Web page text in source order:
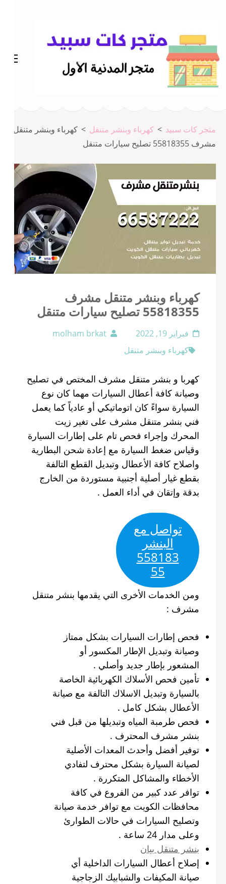
المحتوى
(اضغط
Enter)
متجر كات سبيد > كهرباء وبنشر متنقل > كهرباء وبنشر متنقل
مشرف 55818355‬ تصليح سيارات متنقل
كهرباء وبنشر متنقل مشرف
55818355‬ تصليح سيارات متنقل
فبراير 19, 2022
molham brkat
كهرباء وبنشر متنقل
كهربا و بنشر متنقل مشرف المختص في تصليح
وصيانة كافة أعطال السيارات مهما كان نوع
السيارة سواءً كان اتوماتيكي أو عادياً كما يعمل
فني بنشر متنقل مشرف على تغير زيت
المحرك وإجراء فحص تام على إطارات السيارة
وقياس ضغط السيارة مع إعادة شحن البطارية
واصلاح كافة الأعطال وتبديل القطع التالفة
بقطع غيار أصلية أجنبية مستوردة من الخارج
بدقة وإتقان في أداء العمل .
تواصل مع
البنشر
558183
55‬
ومن الخدمات الأخرى التي يقدمها بنشر متنقل
مشرف :
فحص إطارات السيارات بشكل ممتاز
وصيانة وتبديل الإطار المكسور أو
المشعور بإطار جديد وأصلي .
تأمين فحص الأسلاك الكهربائية الخاصة
بالسيارة وتبديل الاسلاك التالفة مع صيانة
الأعطال بشكل كامل .
فحص طرمبة المياه وتبديلها من قبل فني
بنشر مشرف المحترف .
توفير أفضل وأحدث المعدات الأصلية
لصيانة السيارة بشكل محترف لتفادي
الأخطاء والمشاكل المتكررة .
توافر عدد كبير من الفروع في كافة
محافظات الكويت مع توافر خدمة صيانة
وتصليح السيارات في حالات الطوارئ
وعلى مدار 24 ساعة .
بنشر متنقل بيان
إصلاح أعطال السيارات الداخلية أي
صيانة المكيفات والشبابيك الزجاجية